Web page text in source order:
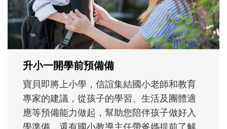
大。從給予安全感的肢體遊戲，到獨立自
主、角色認同及解決問題的能力養成。爸爸
正嘗試用不同的模樣，參與孩子每個重要的